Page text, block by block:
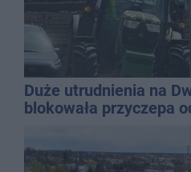
Duże utrudnienia na
blokowała przyczepa